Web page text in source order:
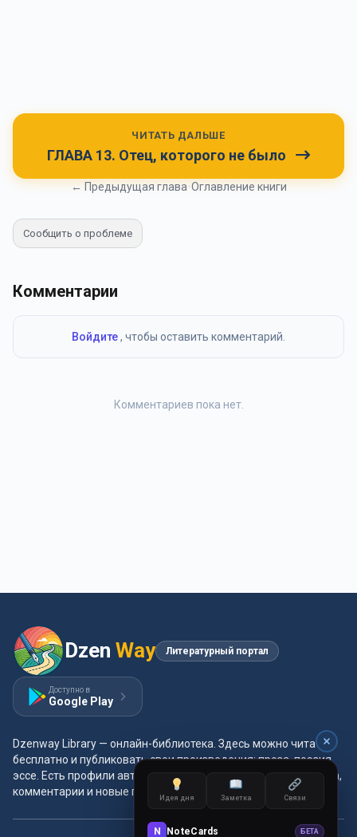
ЧИТАТЬ ДАЛЬШЕ
ГЛАВА 13. Отец, которого не было
← Предыдущая глава Оглавление книги
Сообщить о проблеме
Комментарии
Войдите, чтобы оставить комментарий.
Комментариев пока нет.
Dzen Way Литературный портал
Доступно в
Google Play
Dzenway Library — онлайн-библиотека. Здесь можно читать
бесплатно и публиковать свои произведения: проза, поэзия,
эссе. Есть профили авторов, жанры и метки, удобная читалка,
комментарии и новые главы каждый день.
Идея дня Заметка Связи
N NoteCards БЕТА